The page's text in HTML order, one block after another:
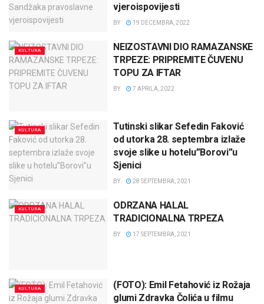
vjeroispovijesti
BY 19 DECEMBRA, 2022
KULTURA
NEIZOSTAVNI DIO RAMAZANSKE
TRPEZE: PRIPREMITE ČUVENU
TOPU ZA IFTAR
BY 7 APRILA, 2022
KULTURA
Tutinski slikar Sefedin Faković
od utorka 28. septembra izlaže
svoje slike u hotelu”Borovi”u
Sjenici
BY 28 SEPTEMBRA, 2021
KULTURA
ODRZANA HALAL
TRADICIONALNA TRPEZA
BY 17 SEPTEMBRA, 2021
KULTURA
(FOTO): Emil Fetahović iz Rožaja
glumi Zdravka Čolića u filmu